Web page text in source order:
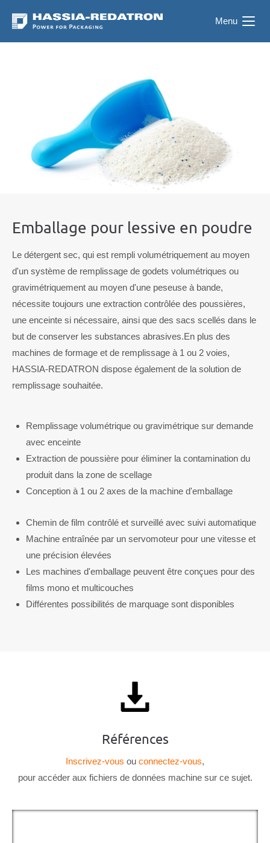
Menu
Emballage pour lessive en poudre
Le détergent sec, qui est rempli volumétriquement au moyen
d'un système de remplissage de godets volumétriques ou
gravimétriquement au moyen d'une peseuse à bande,
nécessite toujours une extraction contrôlée des poussières,
une enceinte si nécessaire, ainsi que des sacs scellés dans le
but de conserver les substances abrasives.En plus des
machines de formage et de remplissage à 1 ou 2 voies,
HASSIA-REDATRON dispose également de la solution de
remplissage souhaitée.
Remplissage volumétrique ou gravimétrique sur demande
avec enceinte
Extraction de poussière pour éliminer la contamination du
produit dans la zone de scellage
Conception à 1 ou 2 axes de la machine d'emballage
Chemin de film contrôlé et surveillé avec suivi automatique
Machine entraînée par un servomoteur pour une vitesse et
une précision élevées
Les machines d'emballage peuvent être conçues pour des
films mono et multicouches
Différentes possibilités de marquage sont disponibles
Références
Inscrivez-vous ou connectez-vous,
pour accéder aux fichiers de données machine sur ce sujet.